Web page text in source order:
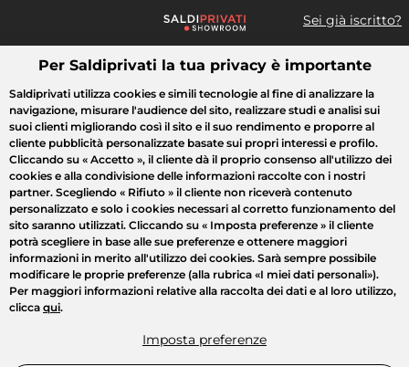
Sei già iscritto?
Cosa cerchi?
Tutte le vendite Moda Casa Bellezza Elettrodomestici
Per Saldiprivati la tua privacy è importante
Saldiprivati utilizza cookies e simili tecnologie al fine di analizzare la
navigazione, misurare l'audience del sito, realizzare studi e analisi sui
suoi clienti migliorando così il sito e il suo rendimento e proporre al
cliente pubblicità personalizzate basate sui propri interessi e profilo.
Cliccando su « Accetto », il cliente dà il proprio consenso all'utilizzo dei
cookies e alla condivisione delle informazioni raccolte con i nostri
partner. Scegliendo « Rifiuto » il cliente non riceverà contenuto
personalizzato e solo i cookies necessari al corretto funzionamento del
sito saranno utilizzati. Cliccando su « Imposta preferenze » il cliente
potrà scegliere in base alle sue preferenze e ottenere maggiori
informazioni in merito all'utilizzo dei cookies. Sarà sempre possibile
modificare le proprie preferenze (alla rubrica «I miei dati personali»).
Per maggiori informazioni relative alla raccolta dei dati e al loro utilizzo,
clicca qui.
Imposta preferenze